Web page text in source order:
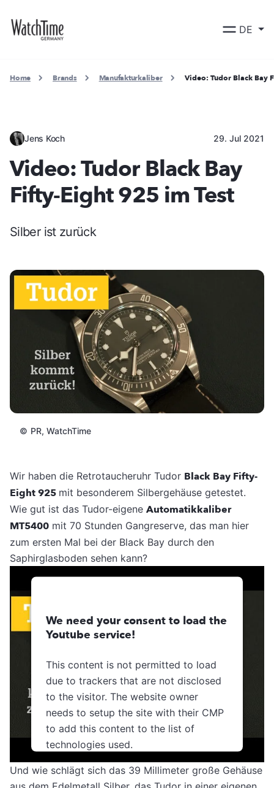
DE
Home Brands Manufakturkaliber Video: Tudor Black Bay
Jens Koch 29. Jul 2021
Video: Tudor Black Bay
Fifty-Eight 925 im Test
Silber ist zurück
© PR, WatchTime
Wir haben die Retrotaucheruhr Tudor Black Bay Fifty-
Eight 925 mit besonderem Silbergehäuse getestet.
Wie gut ist das Tudor-eigene Automatikkaliber
MT5400 mit 70 Stunden Gangreserve, das man hier
zum ersten Mal bei der Black Bay durch den
Saphirglasboden sehen kann?
We need your consent to load the
Youtube service!
This content is not permitted to load
due to trackers that are not disclosed
to the visitor. The website owner
needs to setup the site with their CMP
to add this content to the list of
technologies used.
Powered byUsercentrics Consent
Und wie schlägt sich das 39 Millimeter große Gehäuse